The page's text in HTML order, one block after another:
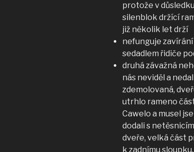
protože v
silenblok držící
již několik let drží
nefunguje
sedadlem řidiče
druhá závažná
nás neviděl a
zdemolovaná,
utrhlo rameno
Cawelo a musel
dodali s
dveře, velká část
k zadnímu sloupku.